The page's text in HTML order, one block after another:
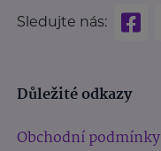
Sledujte nás:
Důležité odkazy
Obchodní podmínky